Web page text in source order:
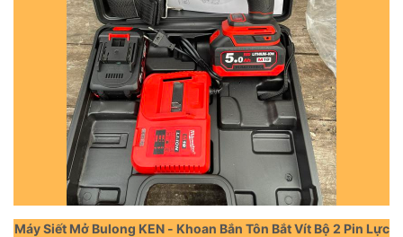
Máy Siết Mở Bulong KEN - Khoan Bắn Tôn Bắt Vít Bộ 2 Pin Lực